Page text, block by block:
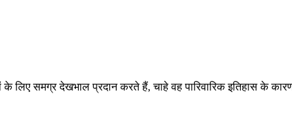
के लिए समग्र देखभाल प्रदान करते हैं, चाहे वह पारिवारिक इतिहास के